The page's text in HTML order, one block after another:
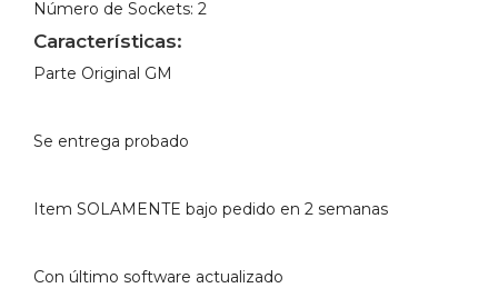
Número de Sockets: 2
Características:
Parte Original GM
Se entrega probado
Item SOLAMENTE bajo pedido en 2 semanas
Con último software actualizado